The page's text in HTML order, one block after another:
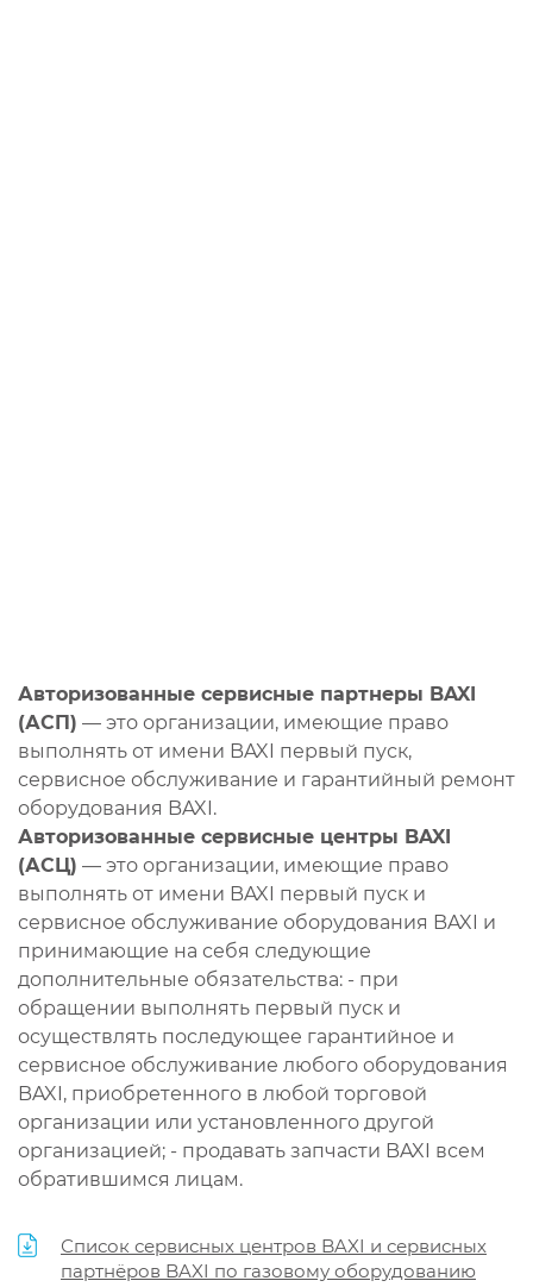
Авторизованные сервисные партнеры BAXI
(АСП) — это организации, имеющие право
выполнять от имени BAXI первый пуск,
сервисное обслуживание и гарантийный ремонт
оборудования BAXI.
Авторизованные сервисные центры BAXI
(АСЦ) — это организации, имеющие право
выполнять от имени BAXI первый пуск и
сервисное обслуживание оборудования BAXI и
принимающие на себя следующие
дополнительные обязательства: - при
обращении выполнять первый пуск и
осуществлять последующее гарантийное и
сервисное обслуживание любого оборудования
BAXI, приобретенного в любой торговой
организации или установленного другой
организацией; - продавать запчасти BAXI всем
обратившимся лицам.
Список сервисных центров BAXI и сервисных
партнёров BAXI по газовому оборудованию